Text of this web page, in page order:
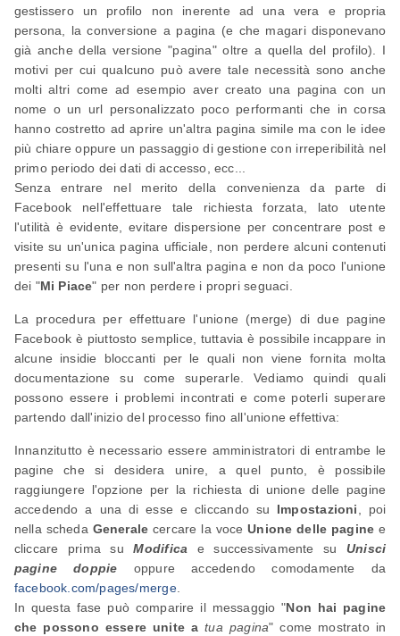
gestissero un profilo non inerente ad una vera e propria
persona, la conversione a pagina (e che magari disponevano
già anche della versione "pagina" oltre a quella del profilo). I
motivi per cui qualcuno può avere tale necessità sono anche
molti altri come ad esempio aver creato una pagina con un
nome o un url personalizzato poco performanti che in corsa
hanno costretto ad aprire un'altra pagina simile ma con le idee
più chiare oppure un passaggio di gestione con irreperibilità nel
primo periodo dei dati di accesso, ecc...
Senza entrare nel merito della convenienza da parte di
Facebook nell'effettuare tale richiesta forzata, lato utente
l'utilità è evidente, evitare dispersione per concentrare post e
visite su un'unica pagina ufficiale, non perdere alcuni contenuti
presenti su l'una e non sull'altra pagina e non da poco l'unione
dei "Mi Piace" per non perdere i propri seguaci.
La procedura per effettuare l'unione (merge) di due pagine
Facebook è piuttosto semplice, tuttavia è possibile incappare in
alcune insidie bloccanti per le quali non viene fornita molta
documentazione su come superarle. Vediamo quindi quali
possono essere i problemi incontrati e come poterli superare
partendo dall'inizio del processo fino all'unione effettiva:
Innanzitutto è necessario essere amministratori di entrambe le
pagine che si desidera unire, a quel punto, è possibile
raggiungere l'opzione per la richiesta di unione delle pagine
accedendo a una di esse e cliccando su Impostazioni , poi
nella scheda Generale cercare la voceUnione delle pagine e
cliccare prima suModifica e successivamente suUnisci
pagine doppie oppure accedendo comodamente da
facebook.com/pages/merge.
In questa fase può comparire il messaggio "Non hai pagine
che possono essere unite atua pagina" come mostrato in